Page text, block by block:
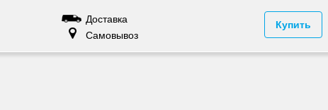
Доставка
Самовывоз
Купить